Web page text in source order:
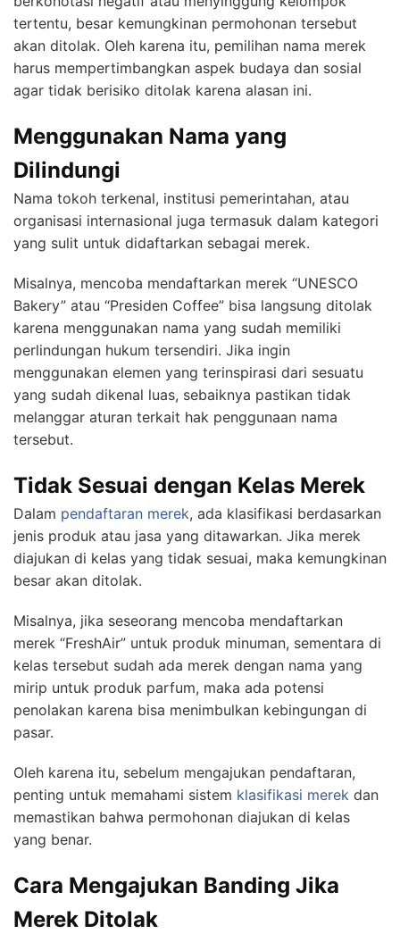
tertentu, besar kemungkinan permohonan tersebut
akan ditolak. Oleh karena itu, pemilihan nama merek
harus mempertimbangkan aspek budaya dan sosial
agar tidak berisiko ditolak karena alasan ini.
Menggunakan Nama yang
Dilindungi
Nama tokoh terkenal, institusi pemerintahan, atau
organisasi internasional juga termasuk dalam kategori
yang sulit untuk didaftarkan sebagai merek.
Misalnya, mencoba mendaftarkan merek “UNESCO
Bakery” atau “Presiden Coffee” bisa langsung ditolak
karena menggunakan nama yang sudah memiliki
perlindungan hukum tersendiri. Jika ingin
menggunakan elemen yang terinspirasi dari sesuatu
yang sudah dikenal luas, sebaiknya pastikan tidak
melanggar aturan terkait hak penggunaan nama
tersebut.
Tidak Sesuai dengan Kelas Merek
Dalam pendaftaran merek, ada klasifikasi berdasarkan
jenis produk atau jasa yang ditawarkan. Jika merek
diajukan di kelas yang tidak sesuai, maka kemungkinan
besar akan ditolak.
Misalnya, jika seseorang mencoba mendaftarkan
merek “FreshAir” untuk produk minuman, sementara di
kelas tersebut sudah ada merek dengan nama yang
mirip untuk produk parfum, maka ada potensi
penolakan karena bisa menimbulkan kebingungan di
pasar.
Oleh karena itu, sebelum mengajukan pendaftaran,
penting untuk memahami sistem klasifikasi merek dan
memastikan bahwa permohonan diajukan di kelas
yang benar.
Cara Mengajukan Banding Jika
Merek Ditolak